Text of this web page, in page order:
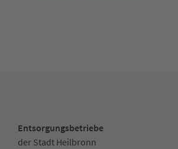
Entsorgungsbetriebe
der Stadt Heilbronn